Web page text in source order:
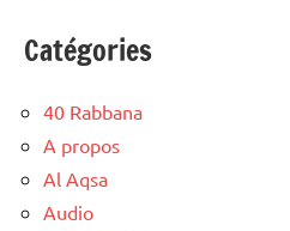
Catégories
40 Rabbana
A propos
Al Aqsa
Audio